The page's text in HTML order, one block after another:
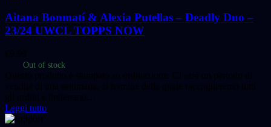
Aitana Bonmatí & Alexia Putellas – Deadly Duo –
23/24 UWCL TOPPS NOW
Out of stock
Leggi tutto